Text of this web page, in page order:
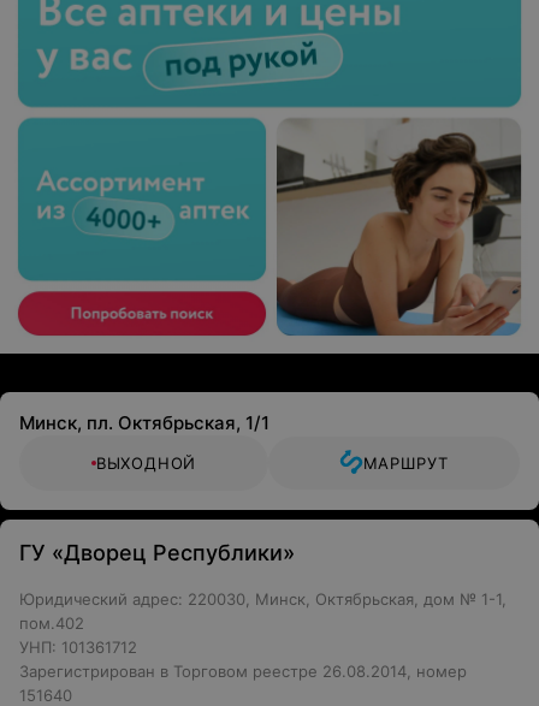
Минск, пл. Октябрьская, 1/1
ВЫХОДНОЙ МАРШРУТ
ГУ «Дворец Республики»
Юридический адрес: 220030, Минск, Октябрьская, дом № 1-1,
пом.402
УНП: 101361712
Зарегистрирован в Торговом реестре 26.08.2014, номер
151640